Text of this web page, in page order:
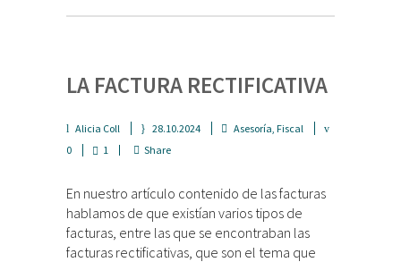
LA FACTURA RECTIFICATIVA
Alicia Coll 28.10.2024 Asesoría, Fiscal
0
1 Share
En nuestro artículo contenido de las facturas
hablamos de que existían varios tipos de
facturas, entre las que se encontraban las
facturas rectificativas, que son el tema que